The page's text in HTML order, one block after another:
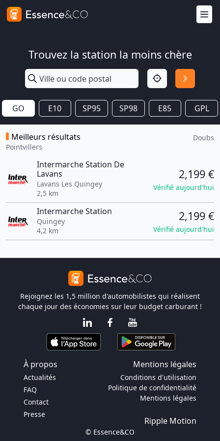
Trouvez la station la moins chère
GO E10 SP95 SP98 E85 GPL
Meilleurs résultats
Pointvillers
Doubs
Intermarche Station De
Lavans
Lavans Les Quingey
2,5 km
2,199 €
Vérifié aujourd'hui
Intermarche Station
Quingey
4,2 km
2,199 €
Vérifié aujourd'hui
Rejoignez les 1,5 million d'automobilistes qui réalisent
chaque jour des économies sur leur budget carburant !
À propos Mentions légales
Actualités
FAQ
Contact
Presse
Conditions d'utilisation
Politique de confidentialité
Mentions légales
Ripple Motion
© Essence&CO